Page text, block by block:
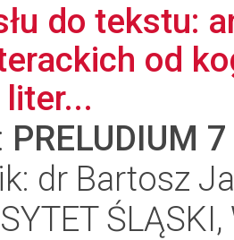
do tekstu:
od
PRELUDIUM 7
dr Bartosz